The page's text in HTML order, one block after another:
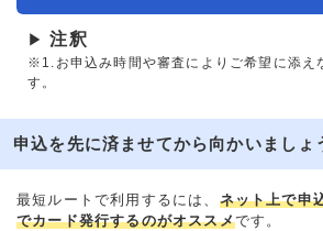
▶ 注釈
※1.お申込み時間や審査によりご希望に添え
す。
申込を先に済ませてから向かいましょ
最短ルートで利用するには、 ネット上で申
でカード発行するのがオススメです。